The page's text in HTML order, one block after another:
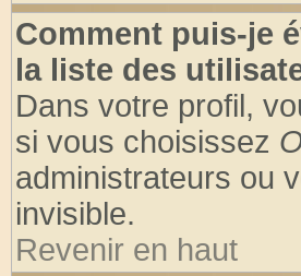
Comment puis-je
la liste des
Dans votre profil,
si vous choisissez
administrateurs ou
invisible.
Revenir en haut